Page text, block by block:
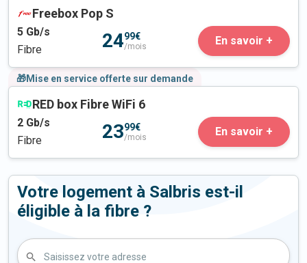
Freebox Pop S
5 Gb/s
Fibre
2499€
/mois En savoir +
🎁Mise en service offerte sur demande
RED box Fibre WiFi 6
2 Gb/s
Fibre
2399€
/mois En savoir +
Votre logement à Salbris est-il
éligible à la fibre ?
Saisissez votre adresse